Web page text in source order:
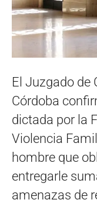
El Juzgado de
Córdoba
dictada por la
Violencia
hombre que
entregarle
amenazas de